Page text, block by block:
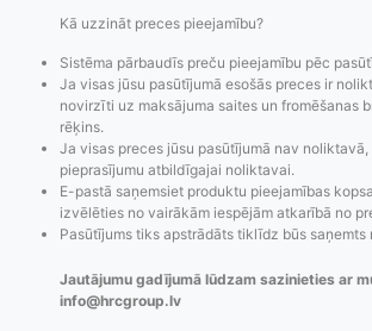
Pasūtījumu statusa
maiņas
Visi
Kā uzzināt preces pieejamību?
Sistēma pārbaudīs preču pieejamību pēc
Ja visas jūsu pasūtījumā esošās preces ir
novirzīti uz maksājuma saites un fromēšanas
rēķins.
Ja visas preces jūsu pasūtījumā nav
pieprasījumu atbildīgajai noliktavai.
E-pastā saņemsiet produktu pieejamības
izvēlēties no vairākām iespējām atkarībā no
Pasūtījums tiks apstrādāts tiklīdz būs saņemts
Jautājumu gadījumā lūdzam sazinieties ar
info@hrcgroup.lv